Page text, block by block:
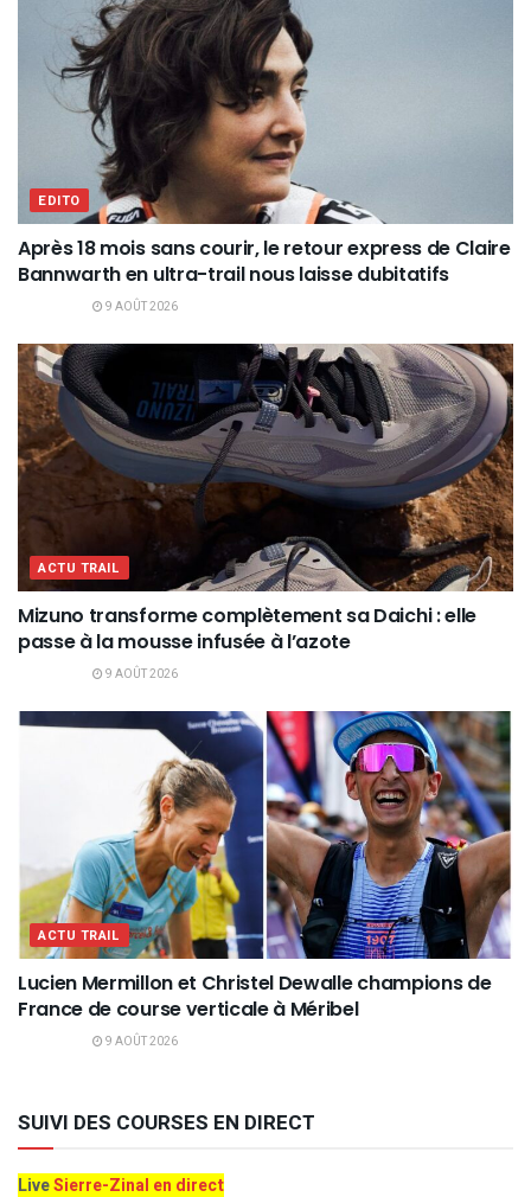
EDITO
Après 18 mois sans courir, le retour express de Claire
Bannwarth en ultra-trail nous laisse dubitatifs
9 AOÛT 2026
ACTU TRAIL
Mizuno transforme complètement sa Daichi : elle
passe à la mousse infusée à l’azote
9 AOÛT 2026
ACTU TRAIL
Lucien Mermillon et Christel Dewalle champions de
France de course verticale à Méribel
9 AOÛT 2026
SUIVI DES COURSES EN DIRECT
LiveSierre-Zinal en direct